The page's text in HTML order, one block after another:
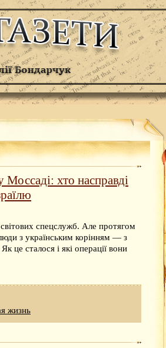
Моссаді: хто насправді
спецслужб. Але протягом
з українським корінням — з
це сталося і які операції вони
жизнь